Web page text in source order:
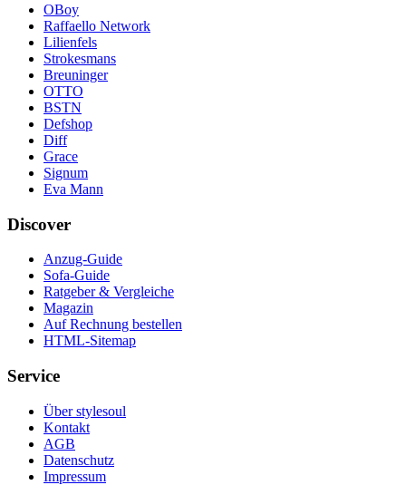
OBoy
Raffaello Network
Lilienfels
Strokesmans
Breuninger
OTTO
BSTN
Defshop
Diff
Grace
Signum
Eva Mann
Discover
Anzug-Guide
Sofa-Guide
Ratgeber & Vergleiche
Magazin
Auf Rechnung bestellen
HTML-Sitemap
Service
Über stylesoul
Kontakt
AGB
Datenschutz
Impressum